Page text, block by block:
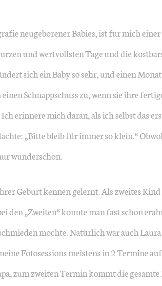
neugeborener Babies, ist für mich
und wertvollsten Tage und die
sich ein Baby so sehr, und einen
Schnappschuss zu, wenn sie ihre
erinnere mich daran, als ich selbst das
„Bitte bleib für immer so klein.“
wunderschön.
Geburt kennen gelernt. Als zweites
den „Zweiten“ konnte man fast schon
möchte. Natürlich war auch
Fotosessions meistens in 2 Termine
zum zweiten Termin kommt die